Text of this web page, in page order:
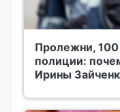
Пролежни,
полиции:
Ирины